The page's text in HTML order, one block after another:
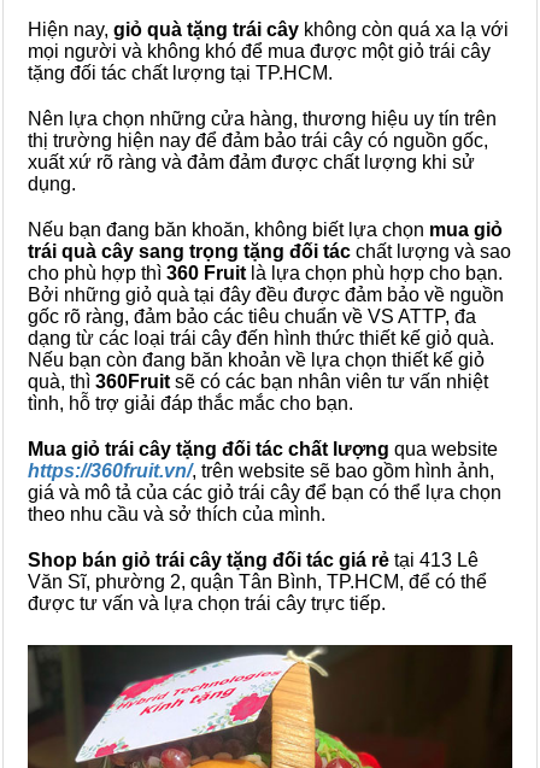
Hiện nay, giỏ quà tặng trái cây không còn quá xa lạ với
mọi người và không khó để mua được một giỏ trái cây
tặng đối tác chất lượng tại TP.HCM.
Nên lựa chọn những cửa hàng, thương hiệu uy tín trên
thị trường hiện nay để đảm bảo trái cây có nguồn gốc,
xuất xứ rõ ràng và đảm đảm được chất lượng khi sử
dụng.
Nếu bạn đang băn khoăn, không biết lựa chọn mua giỏ
trái quà cây sang trọng tặng đối tác chất lượng và sao
cho phù hợp thì 360 Fruit là lựa chọn phù hợp cho bạn.
Bởi những giỏ quà tại đây đều được đảm bảo về nguồn
gốc rõ ràng, đảm bảo các tiêu chuẩn về VS ATTP, đa
dạng từ các loại trái cây đến hình thức thiết kế giỏ quà.
Nếu bạn còn đang băn khoản về lựa chọn thiết kế giỏ
quà, thì 360Fruit sẽ có các bạn nhân viên tư vấn nhiệt
tình, hỗ trợ giải đáp thắc mắc cho bạn.
Mua giỏ trái cây tặng đối tác chất lượng qua website
https://360fruit.vn/, trên website sẽ bao gồm hình ảnh,
giá và mô tả của các giỏ trái cây để bạn có thể lựa chọn
theo nhu cầu và sở thích của mình.
Shop bán giỏ trái cây tặng đối tác giá rẻ tại 413 Lê
Văn Sĩ, phường 2, quận Tân Bình, TP.HCM, để có thể
được tư vấn và lựa chọn trái cây trực tiếp.